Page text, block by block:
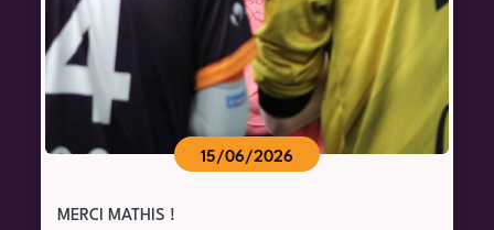
15/06/2026
MERCI MATHIS !